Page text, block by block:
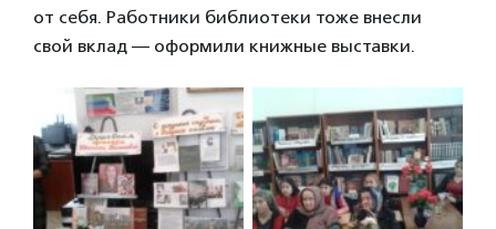
от себя. Работники библиотеки тоже внесли
свой вклад — оформили книжные выставки.